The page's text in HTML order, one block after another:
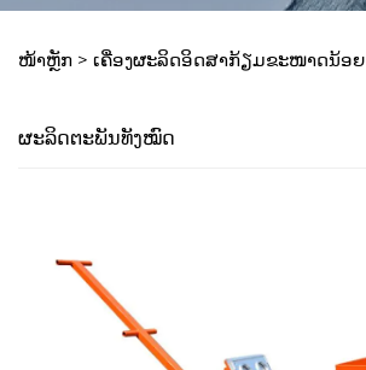
ຕິດຕໍ່ພວກເຮົາ
ໜ້າຫຼັກ > ເຄື່ອງຜະລິດອິດສາກ້ຽມຂະໜາດນ້ອຍ
ຜະລິດຕະພັນທັງໝົດ